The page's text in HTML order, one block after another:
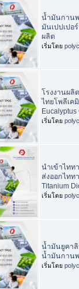
น้ำมันกานพ
มันเปปเปอ
ผลิต
เริ่มโดย
โรงงานผ
ไทยโพลีเค
Eucalyptus
เริ่มโดย
นำเข้าไทท
ส่งออกไทท
Titanium
เริ่มโดย
น้ำมันยูคา
น้ำมันกาน
เริ่มโดย